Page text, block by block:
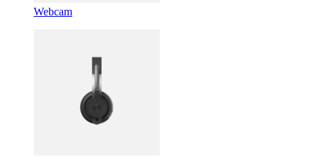
Webcam